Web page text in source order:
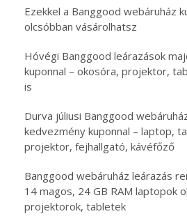
Ezekkel a Banggood webáruház
olcsóbban vásárolhatsz
Hóvégi Banggood leárazások
kuponnal – okosóra, projektor,
is
Durva júliusi Banggood
kedvezmény kuponnal – laptop,
projektor, fejhallgató, kávéfőző
Banggood webáruház leárazás
14 magos, 24 GB RAM laptopok
projektorok, tabletek